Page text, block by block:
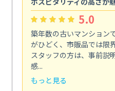
5.0
築年数の古いマンション
がひどく、市販品では限
スタッフの方は、事前説
感...
もっと見る